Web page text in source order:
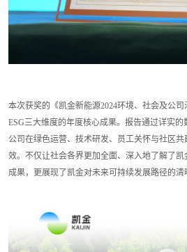
本次获奖的《凯金新能源2024环境、社会及公
ESG三大维度的年度核心成果。报告通过详实
公司在绿色运营、技术研发、员工关怀与社区
效。不仅让社会各界更加全面、深入地了解了凯
成果，更展现了凯金对未来可持续发展路径的清